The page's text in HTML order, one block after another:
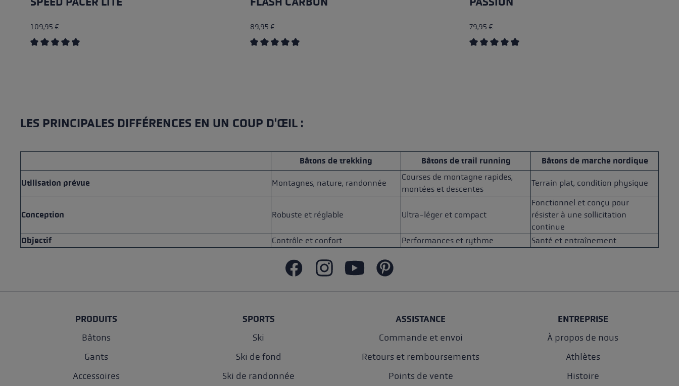
109,95 € 89,95 € 79,95 €
LES PRINCIPALES DIFFÉRENCES EN UN COUP D'ŒIL :
Bâtons de trekking Bâtons de trail running Bâtons de marche nordique
Utilisation prévue Montagnes, nature, randonnée
Courses de montagne rapides,
montées et descentes
Terrain plat, condition physique
Conception Robuste et réglable Ultra-léger et compact
Fonctionnel et conçu pour
résister à une sollicitation
continue
Objectif
Contrôle et confort Performances et rythme Santé et entraînement
PRODUITS
Bâtons
Gants
Accessoires
SPORTS
Ski
Ski de fond
Ski de randonnée
ASSISTANCE
Commande et envoi
Retours et remboursements
Points de vente
ENTREPRISE
À propos de nous
Athlètes
Histoire